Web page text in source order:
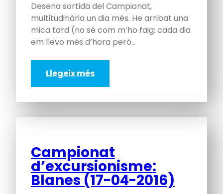
Desena sortida del Campionat,
multitudinària un dia més. He arribat una
mica tard (no sé com m’ho faig: cada dia
em llevo més d’hora però…
Llegeix més
Campionat
d’excursionisme:
Blanes (17-04-2016)